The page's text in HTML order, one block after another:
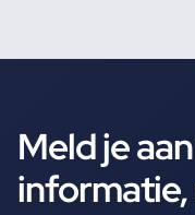
Meld je
informatie,